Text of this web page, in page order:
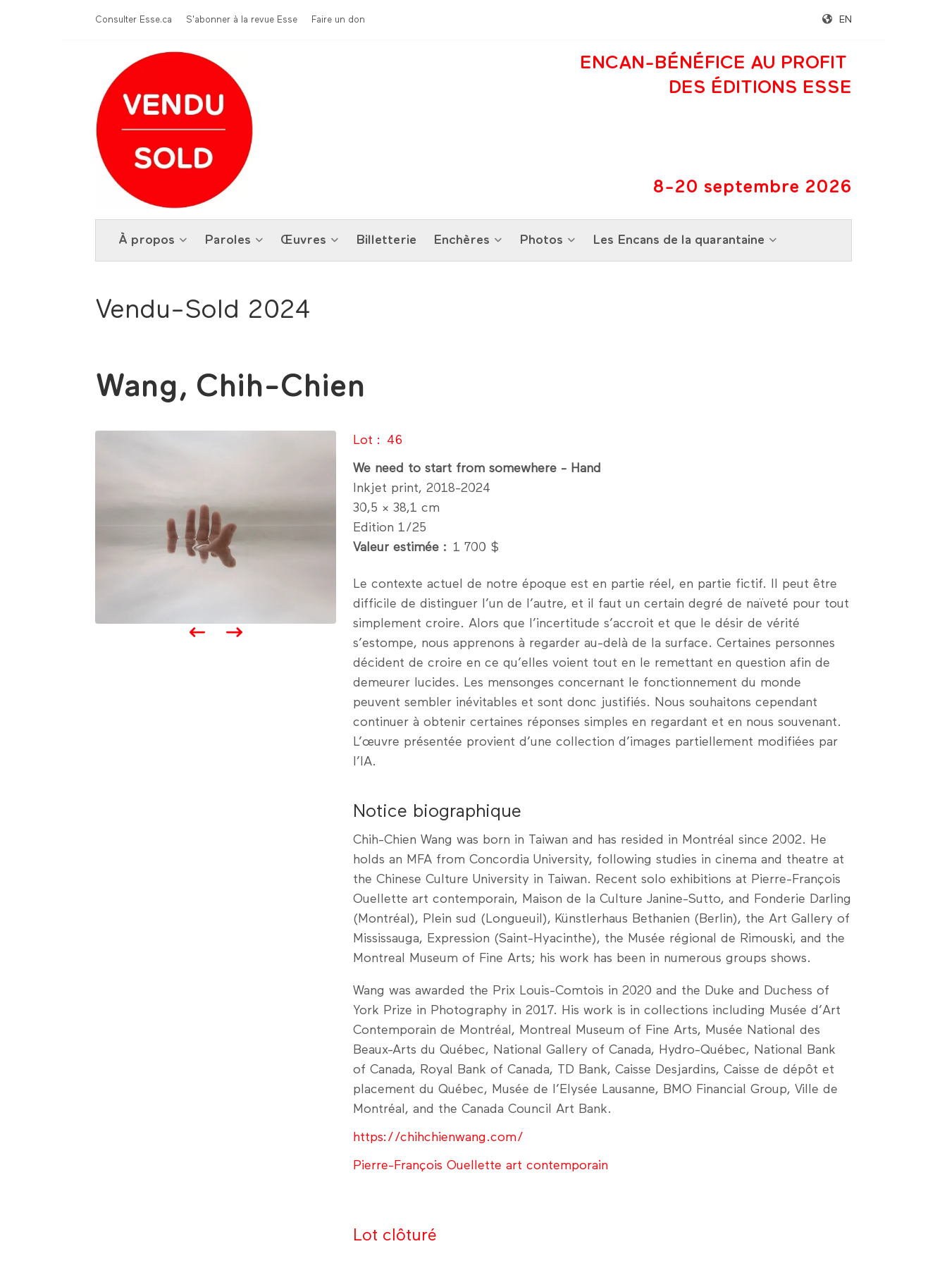
Menu Top
Consulter Esse.ca S'abonner à la revue Esse Faire un don EN
ENCAN-BÉNÉFICE AU PROFIT
DES ÉDITIONS ESSE
8-20 septembre 2026
À propos Paroles Œuvres Billetterie Enchères Photos Les Encans de la quarantaine
Vendu-Sold 2024
Wang, Chih-Chien
Lot 46
We need to start from somewhere - Hand
Inkjet print, 2018-2024
30,5 × 38,1 cm
Edition 1/25
Valeur estimée
1 700 $
Le contexte actuel de notre époque est en partie réel, en partie fictif. Il peut être
difficile de distinguer l’un de l’autre, et il faut un certain degré de naïveté pour tout
simplement croire. Alors que l’incertitude s’accroit et que le désir de vérité
s’estompe, nous apprenons à regarder au-delà de la surface. Certaines personnes
décident de croire en ce qu’elles voient tout en le remettant en question afin de
demeurer lucides. Les mensonges concernant le fonctionnement du monde
peuvent sembler inévitables et sont donc justifiés. Nous souhaitons cependant
continuer à obtenir certaines réponses simples en regardant et en nous souvenant.
L’œuvre présentée provient d’une collection d’images partiellement modifiées par
l’IA.
Notice biographique
Chih-Chien Wang was born in Taiwan and has resided in Montréal since 2002. He
holds an MFA from Concordia University, following studies in cinema and theatre at
the Chinese Culture University in Taiwan. Recent solo exhibitions at Pierre-François
Ouellette art contemporain, Maison de la Culture Janine-Sutto, and Fonderie Darling
(Montréal), Plein sud (Longueuil), Künstlerhaus Bethanien (Berlin), the Art Gallery of
Mississauga, Expression (Saint-Hyacinthe), the Musée régional de Rimouski, and the
Montreal Museum of Fine Arts; his work has been in numerous groups shows.
Wang was awarded the Prix Louis-Comtois in 2020 and the Duke and Duchess of
York Prize in Photography in 2017. His work is in collections including Musée d’Art
Contemporain de Montréal, Montreal Museum of Fine Arts, Musée National des
Beaux-Arts du Québec, National Gallery of Canada, Hydro-Québec, National Bank
of Canada, Royal Bank of Canada, TD Bank, Caisse Desjardins, Caisse de dépôt et
placement du Québec, Musée de l’Elysée Lausanne, BMO Financial Group, Ville de
Montréal, and the Canada Council Art Bank.
https://chihchienwang.com/
Pierre-François Ouellette art contemporain
Lot clôturé